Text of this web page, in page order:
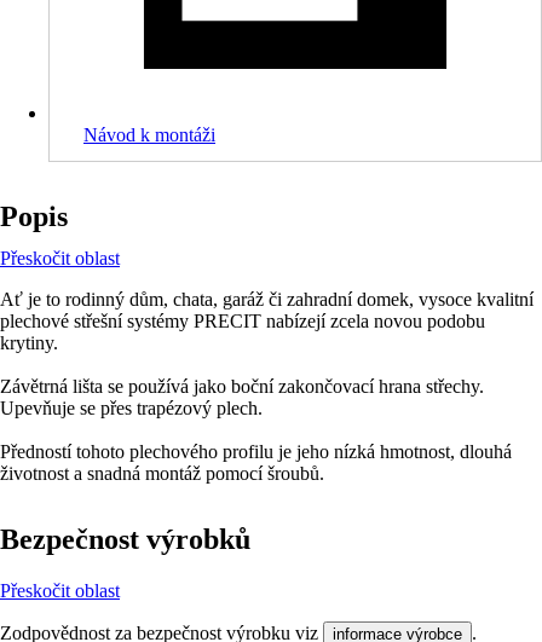
Návod k montáži
Popis
Přeskočit oblast
Ať je to rodinný dům, chata, garáž či zahradní domek, vysoce kvalitní
plechové střešní systémy PRECIT nabízejí zcela novou podobu
krytiny.
Závětrná lišta se používá jako boční zakončovací hrana střechy.
Upevňuje se přes trapézový plech.
Předností tohoto plechového profilu je jeho nízká hmotnost, dlouhá
životnost a snadná montáž pomocí šroubů.
Bezpečnost výrobků
Přeskočit oblast
Zodpovědnost za bezpečnost výrobku viz informace výrobce .